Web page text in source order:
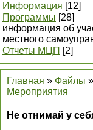
Информация [12]
Программы [28]
информация об
местного
Отчеты МЦП [2]
Главная » Файлы »
Мероприятия
Не отнимай у